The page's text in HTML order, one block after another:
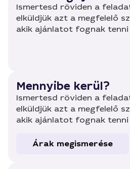
Ismertesd röviden a
elküldjük azt a megfelelő
akik ajánlatot fognak
Mennyibe kerül?
Ismertesd röviden a
elküldjük azt a megfelelő
akik ajánlatot fognak
Árak megismerése